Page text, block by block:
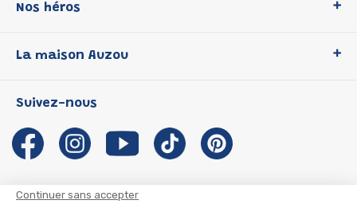
Continuer sans accepter
Nos héros
P'tit Loup
Les Influenceuses
Migali
Petite Taupe
La maison Auzou
Notre histoire
Auzou s'engage
Auteurs et illustrateurs Auzou
Suivez-nous